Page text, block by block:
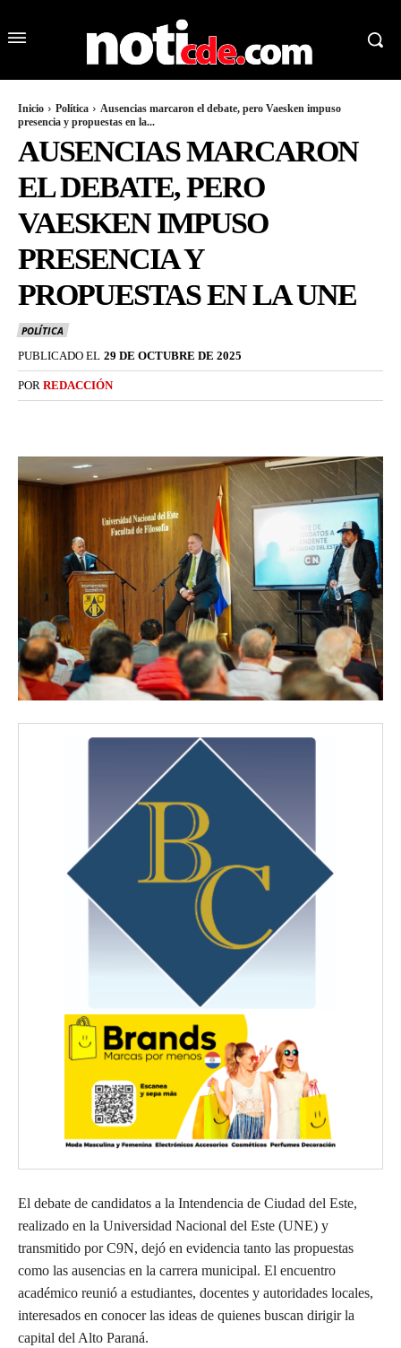
Inicio Política
Ausencias marcaron el debate, pero Vaesken impuso
presencia y propuestas en la...
AUSENCIAS MARCARON
EL DEBATE, PERO
VAESKEN IMPUSO
PRESENCIA Y
PROPUESTAS EN LA UNE
POLÍTICA
PUBLICADO EL 29 DE OCTUBRE DE 2025
POR REDACCIÓN
El debate de candidatos a la Intendencia de Ciudad del Este,
realizado en la Universidad Nacional del Este (UNE) y
transmitido por C9N, dejó en evidencia tanto las propuestas
como las ausencias en la carrera municipal. El encuentro
académico reunió a estudiantes, docentes y autoridades locales,
interesados en conocer las ideas de quienes buscan dirigir la
capital del Alto Paraná.